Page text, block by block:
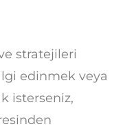
stratejileri
edinmek veya
isterseniz,